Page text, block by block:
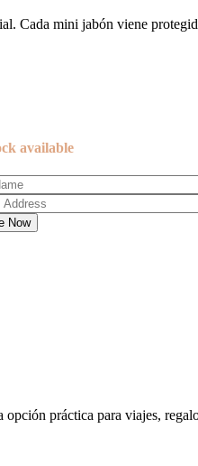
Cada mini jabón viene
available
Now
práctica para viajes,